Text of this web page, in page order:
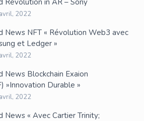
Revolution in AR – Sony
2022
News NFT « Révolution Web3 avec
et Ledger »
2022
News Blockchain Exaion
»Innovation Durable »
2022
News « Avec Cartier Trinity;